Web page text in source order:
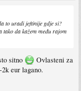
to uradi jeftinije gdje si?
da kažem među rajom
sitno
Ovlasteni za
eur lagano.